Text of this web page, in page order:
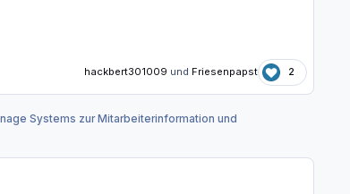
hackbert301009 und Friesenpapst 2
Systems zur Mitarbeiterinformation und